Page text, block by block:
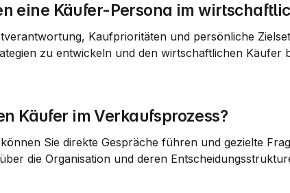
eine Käufer-Persona im
Kaufprioritäten und persönliche
zu entwickeln und den wirtschaftlichen Käufer
Käufer im Verkaufsprozess?
Sie direkte Gespräche führen und gezielte
die Organisation und deren